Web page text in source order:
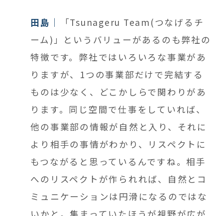
田島 「Tsunageru Team (つなげるチ
ーム)」というバリューがあるのも弊社の
特徴です。弊社ではいろいろな事業があ
りますが、1つの事業部だけで完結する
ものは少なく、どこかしらで関わりがあ
ります。同じ空間で仕事をしていれば、
他の事業部の情報が自然と入り、それに
より相手の事情がわかり、リスペクトに
もつながると思っているんですね。相手
へのリスペクトが作られれば、自然とコ
ミュニケーションは円滑になるのではな